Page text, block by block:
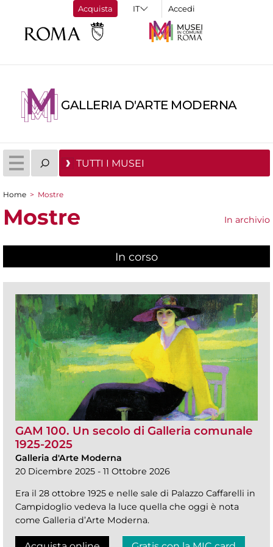
Acquista Accedi
GALLERIA D'ARTE MODERNA
TUTTI I MUSEI
Tu sei qui
Home > Mostre
Mostre In archivio
In corso
GAM 100. Un secolo di Galleria comunale
1925-2025
Galleria d'Arte Moderna
20 Dicembre 2025 - 11 Ottobre 2026
Era il 28 ottobre 1925 e nelle sale di Palazzo Caffarelli in
Campidoglio vedeva la luce quella che oggi è nota
come Galleria d’Arte Moderna.